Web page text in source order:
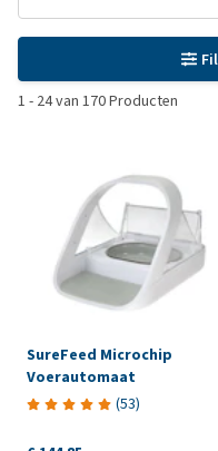
1 - 24van 170Producten
SureFeed Microchip
Voerautomaat
(53)